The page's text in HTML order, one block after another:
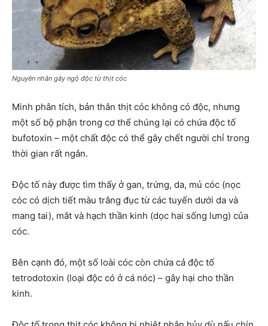
Nguyên nhân gây ngộ độc từ thịt cóc
Minh phân tích, bản thân thịt cóc không có độc, nhưng
một số bộ phận trong cơ thể chúng lại có chứa độc tố
bufotoxin – một chất độc có thể gây chết người chỉ trong
thời gian rất ngắn.
Độc tố này được tìm thấy ở gan, trứng, da, mủ cóc (nọc
cóc có dịch tiết màu trắng đục từ các tuyến dưới da và
mang tai), mắt và hạch thần kinh (dọc hai sống lưng) của
cóc.
Bên cạnh đó, một số loài cóc còn chứa cả độc tố
tetrodotoxin (loại độc có ở cá nóc) – gây hại cho thần
kinh.